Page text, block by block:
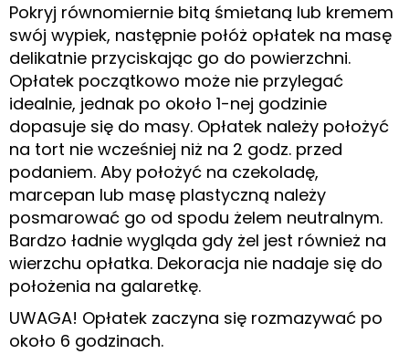
Pokryj równomiernie bitą śmietaną lub kremem
swój wypiek, następnie połóż opłatek na masę
delikatnie przyciskając go do powierzchni.
Opłatek początkowo może nie przylegać
idealnie, jednak po około 1-nej godzinie
dopasuje się do masy. Opłatek należy położyć
na tort nie wcześniej niż na 2 godz. przed
podaniem. Aby położyć na czekoladę,
marcepan lub masę plastyczną należy
posmarować go od spodu żelem neutralnym.
Bardzo ładnie wygląda gdy żel jest również na
wierzchu opłatka. Dekoracja nie nadaje się do
położenia na galaretkę.
UWAGA! Opłatek zaczyna się rozmazywać po
około 6 godzinach.